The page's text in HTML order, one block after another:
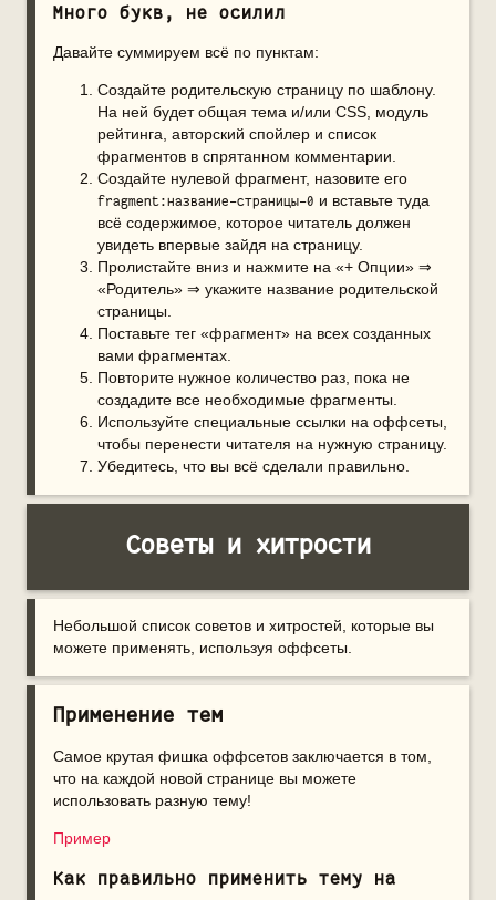
Много букв, не осилил
Давайте суммируем всё по пунктам:
Создайте родительскую страницу по шаблону.
На ней будет общая тема и/или CSS, модуль
рейтинга, авторский спойлер и список
фрагментов в спрятанном комментарии.
Создайте нулевой фрагмент, назовите его
fragment:название-страницы-0 и вставьте туда
всё содержимое, которое читатель должен
увидеть впервые зайдя на страницу.
Пролистайте вниз и нажмите на «+ Опции» ⇒
«Родитель» ⇒ укажите название родительской
страницы.
Поставьте тег «фрагмент» на всех созданных
вами фрагментах.
Повторите нужное количество раз, пока не
создадите все необходимые фрагменты.
Используйте специальные ссылки на оффсеты,
чтобы перенести читателя на нужную страницу.
Убедитесь, что вы всё сделали правильно.
Советы и хитрости
Небольшой список советов и хитростей, которые вы
можете применять, используя оффсеты.
Применение тем
Самое крутая фишка оффсетов заключается в том,
что на каждой новой странице вы можете
использовать разную тему!
Пример
Как правильно применить тему на